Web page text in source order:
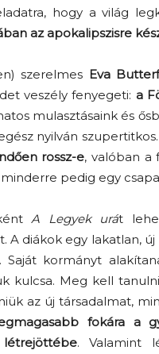
hogy a világ
az apokalipszisre
szerelmes Eva
veszély fenyegeti: a
mulasztásaink és
nyilván
rossz-e, valóban a
pedig egy
A Legyek urát
A diákok egy lakatlan,
Saját kormányt
kulcsa. Meg kell
az új társadalmat,
fokára a
. Valamint